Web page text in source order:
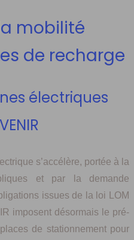
mobilité
de recharge
électriques
s’accélère, portée à la
et par la demande
issues de la loi LOM
imposent désormais le pré-
de stationnement pour